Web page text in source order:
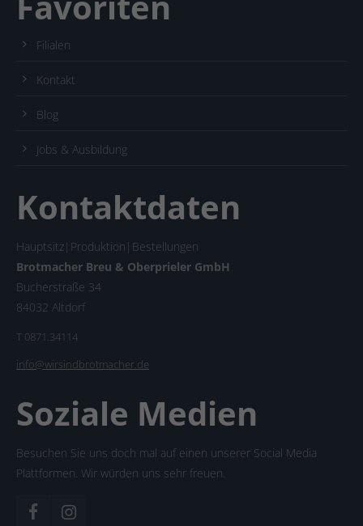
Filialen
Kontakt
Blog
Jobs & Ausbildung
Kontaktdaten
Hauptsitz|Produktion|Bestellungen
Brotmacher Breu & Oberprieler GmbH
Bucherstraße 34
84032 Altdorf
T 0871.34114
info@wirsindbrotmacher.de
Soziale Medien
Besuchen Sie uns doch mal auf einen unserer Social Media
Plattformen. Wir würden uns sehr freuen.